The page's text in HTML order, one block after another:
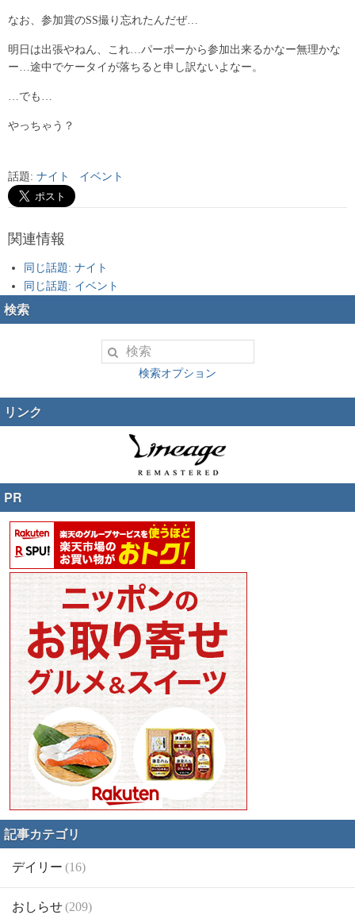
なお、参加賞のSS撮り忘れたんだぜ…
明日は出張やねん、これ…パーポーから参加出来るかなー無理かな
ー…途中でケータイが落ちると申し訳ないよなー。
…でも…
やっちゃう？
話題: ナイト イベント
関連情報
同じ話題: ナイト
同じ話題: イベント
検索
検索オプション
リンク
PR
記事カテゴリ
デイリー (16)
おしらせ(209)